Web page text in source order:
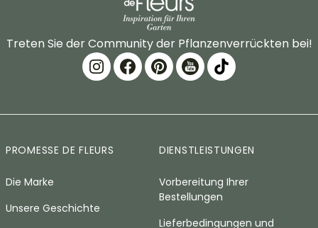
Treten Sie der Community der Pflanzenverrückten bei!
PROMESSE DE FLEURS
Die Marke
Unsere Geschichte
DIENSTLEISTUNGEN
Vorbereitung Ihrer
Bestellungen
Lieferbedingungen und